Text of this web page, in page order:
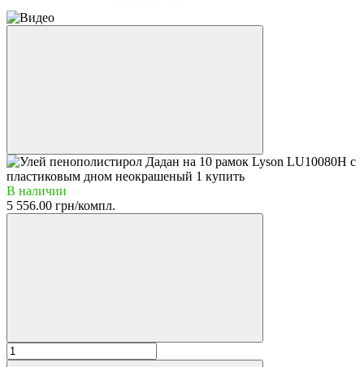
В наличии
5 556.00 грн/компл.